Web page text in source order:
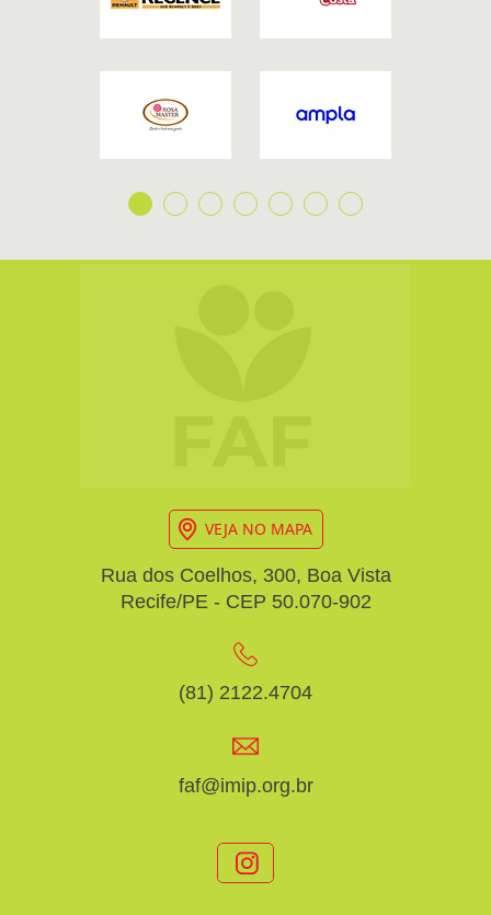
VEJA NO MAPA
Rua dos Coelhos, 300, Boa Vista
Recife/PE - CEP 50.070-902
(81) 2122.4704
faf@imip.org.br